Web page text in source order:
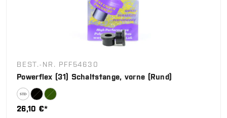
BEST.-NR. PFF54630
Powerflex (31) Schaltstange, vorne (Rund)
26,10 €*